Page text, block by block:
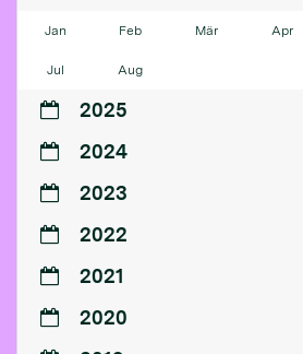
Jan Feb Mär Apr
Jul Aug
2025
2024
2023
2022
2021
2020